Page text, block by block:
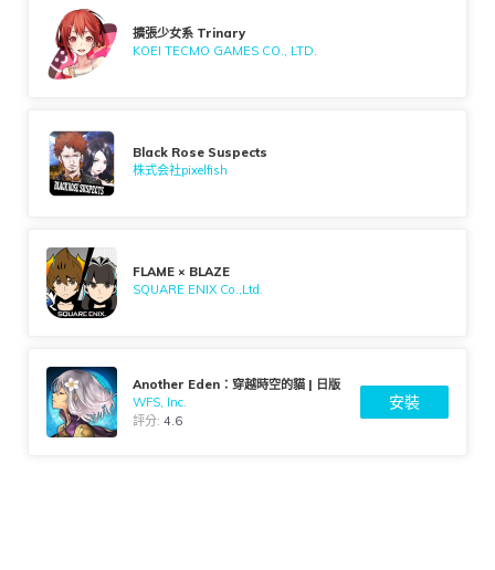
擴張少女系 Trinary
KOEI TECMO GAMES CO., LTD.
Black Rose Suspects
株式会社pixelfish
FLAME × BLAZE
SQUARE ENIX Co.,Ltd.
Another Eden：穿越時空的貓 | 日版
WFS, Inc.
評分:4.6
安裝